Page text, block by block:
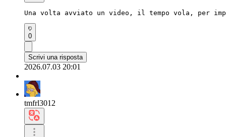
Una volta avviato un video, il tempo vola, per
0
Scrivi una risposta
2026.07.03 20:01
tmfrl3012